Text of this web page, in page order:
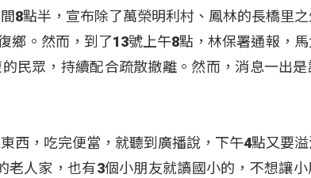
8點半，宣布除了萬榮明利村、鳳林的長橋里
鄉。然而，到了13號上午8點，林保署通報，
民眾，持續配合疏散撤離。然而，消息一出
西，吃完便當，就聽到廣播說，下午4點又要
老人家，也有3個小朋友就讀國小的，不想讓小